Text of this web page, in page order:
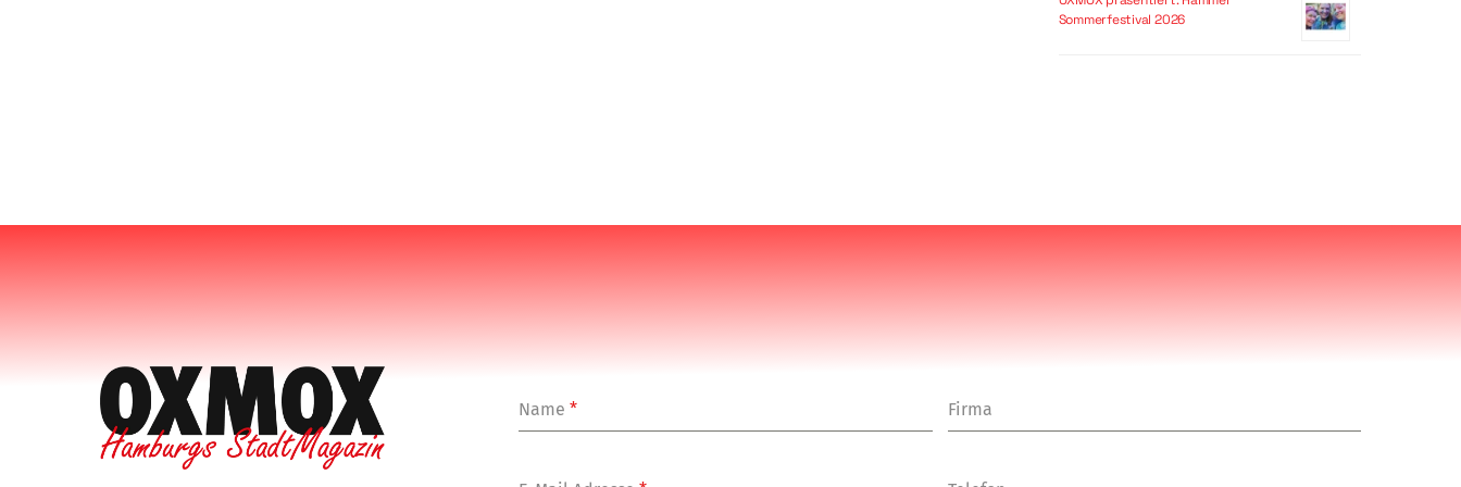
Sommerfestival 2026
Name* Firma